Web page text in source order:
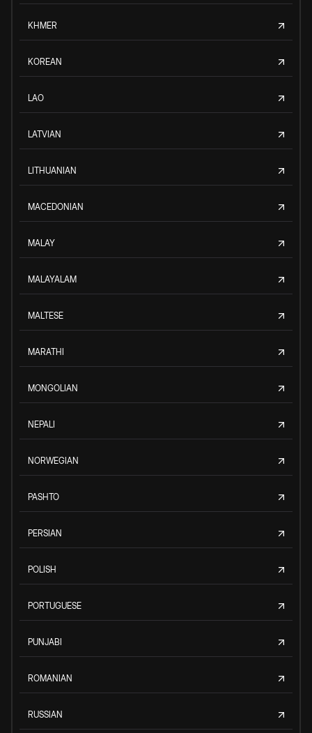
KHMER
KOREAN
LAO
LATVIAN
LITHUANIAN
MACEDONIAN
MALAY
MALAYALAM
MALTESE
MARATHI
MONGOLIAN
NEPALI
NORWEGIAN
PASHTO
PERSIAN
POLISH
PORTUGUESE
PUNJABI
ROMANIAN
RUSSIAN